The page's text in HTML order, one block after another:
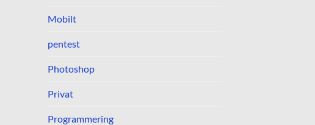
Mobilt
pentest
Photoshop
Privat
Programmering